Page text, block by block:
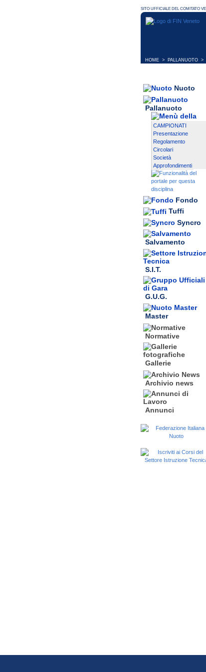
HOME > PALLANUOTO >
Nuoto
Pallanuoto
CAMPIONATI
Presentazione
Regolamento
Circolari
Società
Approfondimenti
Fondo
Tuffi
Syncro
Salvamento
S.I.T.
G.U.G.
Master
Normative
Gallerie
Archivio news
Annunci